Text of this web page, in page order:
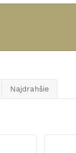
Najdrahšie